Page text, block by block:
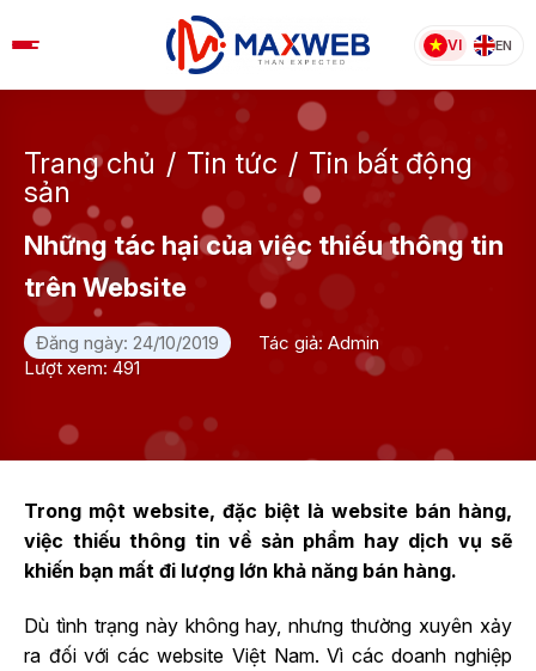
to
VI EN
Trang chủ / Tin tức / Tin bất động
sản
Những tác hại của việc thiếu thông tin
trên Website
Đăng ngày: 24/10/2019
Tác giả: Admin
Lượt xem: 491
Trong một website, đặc biệt là website bán hàng,
việc thiếu thông tin về sản phẩm hay dịch vụ sẽ
khiến bạn mất đi lượng lớn khả năng bán hàng.
Dù tình trạng này không hay, nhưng thường xuyên xảy
ra đối với các website Việt Nam. Vì các doanh nghiệp